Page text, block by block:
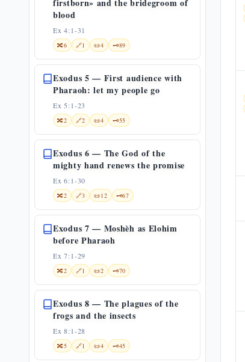
firstborn» and the bridegroom of
blood
Ex 4:1-31
🔀6 🔗1 📜4 🗝️89
Exodus 5 — First audience with
Pharaoh: let my people go
Ex 5:1-23
🔀2 🔗2 📜4 🗝️55
Exodus 6 — The God of the
mighty hand renews the promise
Ex 6:1-30
🔀2 🔗3 📜12 🗝️67
Exodus 7 — Moshèh as Elohim
before Pharaoh
Ex 7:1-29
🔀2 🔗1 📜2 🗝️70
Exodus 8 — The plagues of the
frogs and the insects
Ex 8:1-28
🔀5 🔗1 📜4 🗝️45